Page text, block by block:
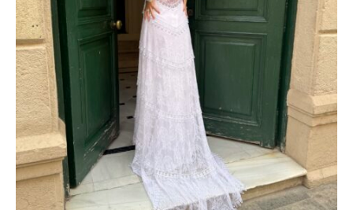
Blusas
Camisas
Camisetas
Cazadoras
Chalecos y Chaquetas
Chandals